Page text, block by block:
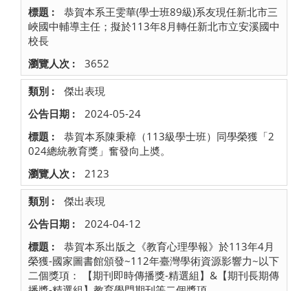
恭賀本系王雯華(學士班89級)系友現任新北市三
峽國中輔導主任；擬於113年8月轉任新北市立安溪國中
校長
3652
傑出表現
2024-05-24
恭賀本系陳秉樟（113級學士班）同學榮獲「2
024總統教育獎」奮發向上奬。
2123
傑出表現
2024-04-12
恭賀本系出版之《教育心理學報》於113年4月
榮獲-國家圖書館頒發~112年臺灣學術資源影響力~以下
二個獎項： 【期刊即時傳播獎-精選組】&【期刊長期傳